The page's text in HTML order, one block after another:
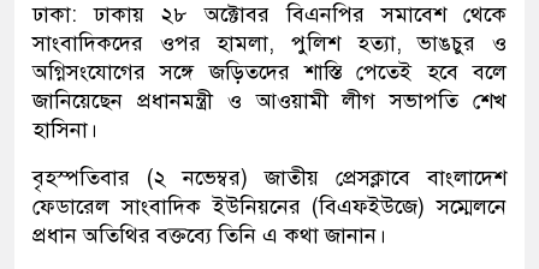
ঢাকা: ঢাকায় ২৮ অক্টোবর বিএনপির সমাবেশ থেকে
সাংবাদিকদের ওপর হামলা, পুলিশ হত্যা, ভাঙচুর ও
অগ্নিসংযোগের সঙ্গে জড়িতদের শাস্তি পেতেই হবে বলে
জানিয়েছেন প্রধানমন্ত্রী ও আওয়ামী লীগ সভাপতি শেখ
হাসিনা।
বৃহস্পতিবার (২ নভেম্বর) জাতীয় প্রেসক্লাবে বাংলাদেশ
ফেডারেল সাংবাদিক ইউনিয়নের (বিএফইউজে) সম্মেলনে
প্রধান অতিথির বক্তব্যে তিনি এ কথা জানান।